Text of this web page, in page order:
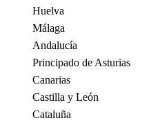
Huelva
Málaga
Andalucía
Principado de Asturias
Canarias
Castilla y León
Cataluña